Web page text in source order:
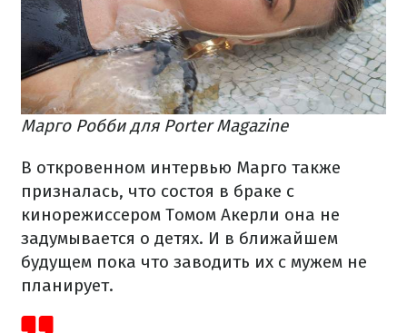
Марго Робби для Porter Magazine
В откровенном интервью Марго также
призналась, что состоя в браке с
кинорежиссером Томом Акерли она не
задумывается о детях. И в ближайшем
будущем пока что заводить их с мужем не
планирует.